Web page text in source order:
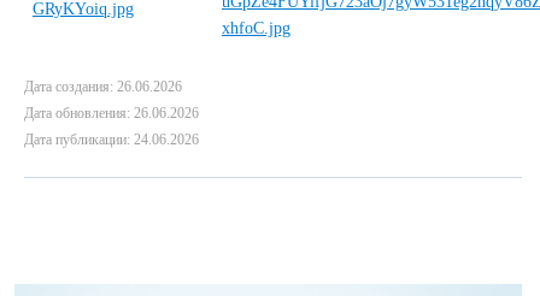
Дата создания: 26.06.2026
Дата обновления: 26.06.2026
Дата публикации: 24.06.2026